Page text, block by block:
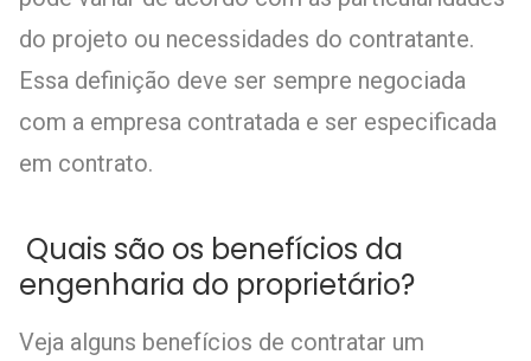
do projeto ou necessidades do contratante.
Essa definição deve ser sempre negociada
com a empresa contratada e ser especificada
em contrato.
Quais são os benefícios da
engenharia do proprietário?
Veja alguns benefícios de contratar um